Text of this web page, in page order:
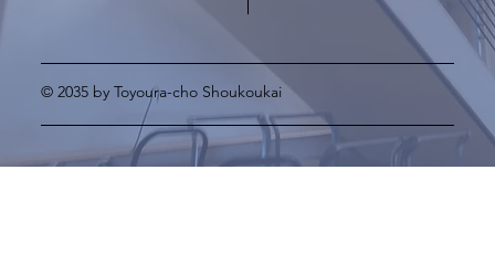
© 2035 by Toyoura-cho Shoukoukai